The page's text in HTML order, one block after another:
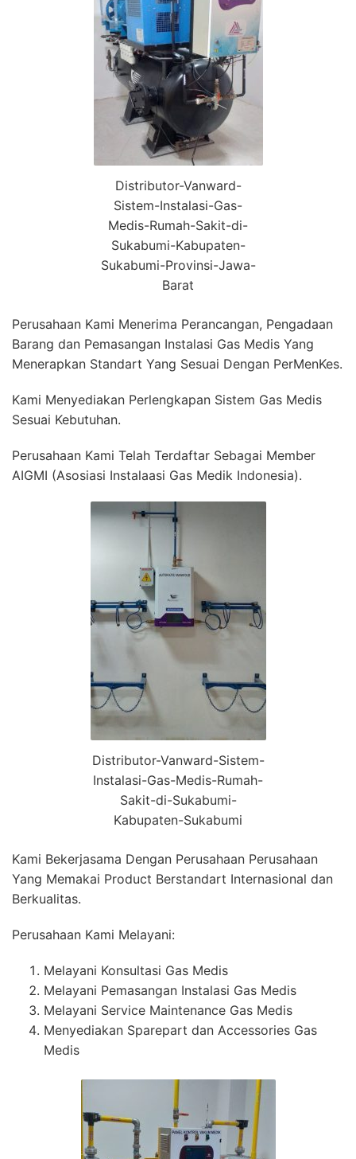
Distributor-Vanward-
Sistem-Instalasi-Gas-
Medis-Rumah-Sakit-di-
Sukabumi-Kabupaten-
Sukabumi-Provinsi-Jawa-
Barat
Perusahaan Kami Menerima Perancangan, Pengadaan
Barang dan Pemasangan Instalasi Gas Medis Yang
Menerapkan Standart Yang Sesuai Dengan PerMenKes.
Kami Menyediakan Perlengkapan Sistem Gas Medis
Sesuai Kebutuhan.
Perusahaan Kami Telah Terdaftar Sebagai Member
AIGMI (Asosiasi Instalaasi Gas Medik Indonesia).
Distributor-Vanward-Sistem-
Instalasi-Gas-Medis-Rumah-
Sakit-di-Sukabumi-
Kabupaten-Sukabumi
Kami Bekerjasama Dengan Perusahaan Perusahaan
Yang Memakai Product Berstandart Internasional dan
Berkualitas.
Perusahaan Kami Melayani:
Melayani Konsultasi Gas Medis
Melayani Pemasangan Instalasi Gas Medis
Melayani Service Maintenance Gas Medis
Menyediakan Sparepart dan Accessories Gas
Medis